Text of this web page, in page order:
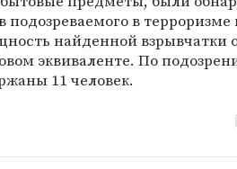
подозреваемого в
найденной взрывчатки
эквиваленте. По
11 человек.